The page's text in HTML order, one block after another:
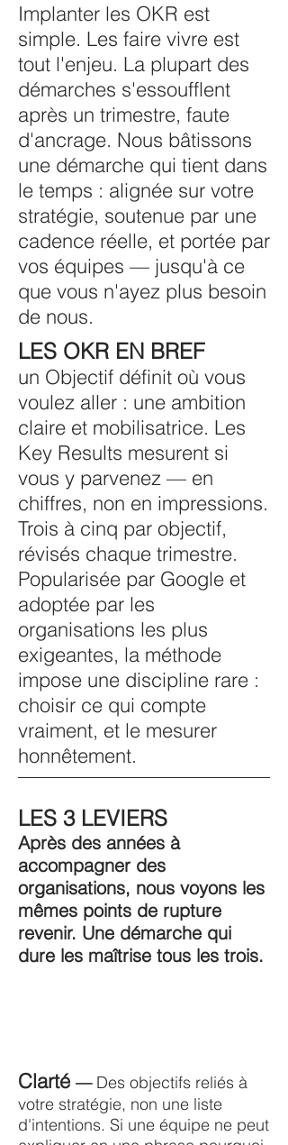
Implanter les OKR est
simple. Les faire vivre est
tout l'enjeu. La plupart des
démarches s'essoufflent
après un trimestre, faute
d'ancrage. Nous bâtissons
une démarche qui tient dans
le temps : alignée sur votre
stratégie, soutenue par une
cadence réelle, et portée par
vos équipes — jusqu'à ce
que vous n'ayez plus besoin
de nous.
LES OKR EN BREF
un Objectif définit où vous
voulez aller : une ambition
claire et mobilisatrice. Les
Key Results mesurent si
vous y parvenez — en
chiffres, non en impressions.
Trois à cinq par objectif,
révisés chaque trimestre.
Popularisée par Google et
adoptée par les
organisations les plus
exigeantes, la méthode
impose une discipline rare :
choisir ce qui compte
vraiment, et le mesurer
honnêtement.
LES 3 LEVIERS
Après des années à
accompagner des
organisations, nous voyons les
mêmes points de rupture
revenir. Une démarche qui
dure les maîtrise tous les trois.
Clarté — Des objectifs reliés à
votre stratégie, non une liste
d'intentions. Si une équipe ne peut